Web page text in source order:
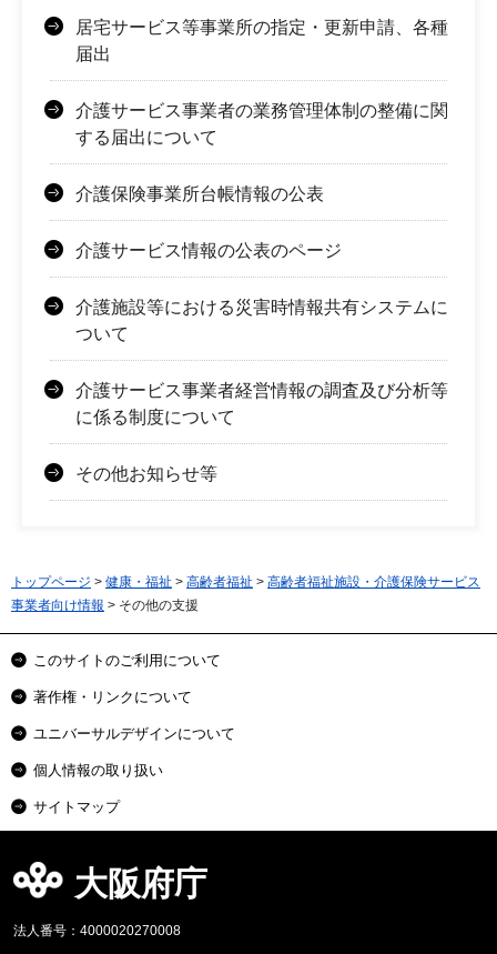
居宅サービス等事業所の指定・更新申請、各種
届出
介護サービス事業者の業務管理体制の整備に関
する届出について
介護保険事業所台帳情報の公表
介護サービス情報の公表のページ
介護施設等における災害時情報共有システムに
ついて
介護サービス事業者経営情報の調査及び分析等
に係る制度について
その他お知らせ等
トップページ > 健康・福祉 > 高齢者福祉 > 高齢者福祉施設・介護保険サービス
事業者向け情報 > その他の支援
このサイトのご利用について
著作権・リンクについて
ユニバーサルデザインについて
個人情報の取り扱い
サイトマップ
大阪府庁
法人番号：4000020270008